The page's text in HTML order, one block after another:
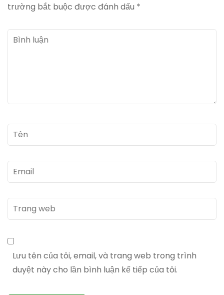
trường bắt buộc được đánh dấu *
Bình
Tên*
Email*
Trang
web
Lưu tên của tôi, email, và trang web trong trình
duyệt này cho lần bình luận kế tiếp của tôi.